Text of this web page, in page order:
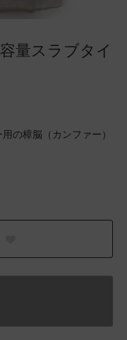
量スラブタイ
の樟脳（カンファー）